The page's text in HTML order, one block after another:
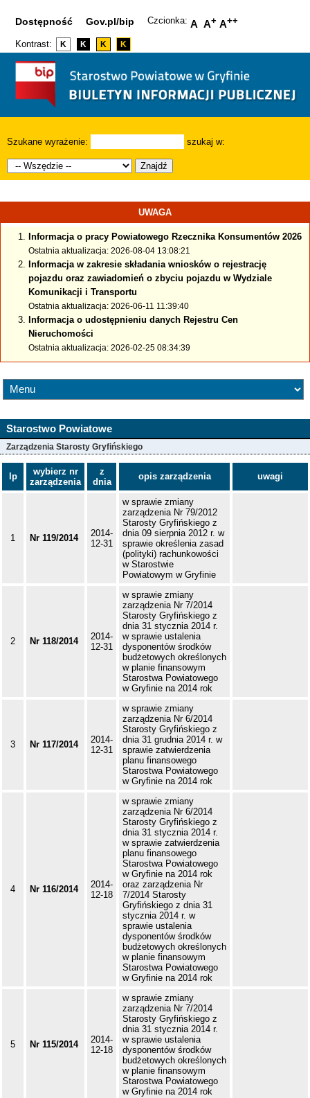
Dostępność Gov.pl/bip Czcionka: A A+ A++
Kontrast: K K K K
Szukane wyrażenie: szukaj w:
Znajdź
UWAGA
Informacja o pracy Powiatowego Rzecznika Konsumentów 2026
Ostatnia aktualizacja: 2026-08-04 13:08:21
Informacja w zakresie składania wniosków o rejestrację
pojazdu oraz zawiadomień o zbyciu pojazdu w Wydziale
Komunikacji i Transportu
Ostatnia aktualizacja: 2026-06-11 11:39:40
Informacja o udostępnieniu danych Rejestru Cen
Nieruchomości
Ostatnia aktualizacja: 2026-02-25 08:34:39
Starostwo Powiatowe
Zarządzenia Starosty Gryfińskiego
lp
wybierz nr
zarządzenia
z
dnia
opis zarządzenia uwagi
1 Nr 119/2014
2014-
12-31
w sprawie zmiany
zarządzenia Nr 79/2012
Starosty Gryfińskiego z
dnia 09 sierpnia 2012 r. w
sprawie określenia zasad
(polityki) rachunkowości
w Starostwie
Powiatowym w Gryfinie
2 Nr 118/2014
2014-
12-31
w sprawie zmiany
zarządzenia Nr 7/2014
Starosty Gryfińskiego z
dnia 31 stycznia 2014 r.
w sprawie ustalenia
dysponentów środków
budżetowych określonych
w planie finansowym
Starostwa Powiatowego
w Gryfinie na 2014 rok
3 Nr 117/2014
2014-
12-31
w sprawie zmiany
zarządzenia Nr 6/2014
Starosty Gryfińskiego z
dnia 31 grudnia 2014 r. w
sprawie zatwierdzenia
planu finansowego
Starostwa Powiatowego
w Gryfinie na 2014 rok
4 Nr 116/2014
2014-
12-18
w sprawie zmiany
zarządzenia Nr 6/2014
Starosty Gryfińskiego z
dnia 31 stycznia 2014 r.
w sprawie zatwierdzenia
planu finansowego
Starostwa Powiatowego
w Gryfinie na 2014 rok
oraz zarządzenia Nr
7/2014 Starosty
Gryfińskiego z dnia 31
stycznia 2014 r. w
sprawie ustalenia
dysponentów środków
budżetowych określonych
w planie finansowym
Starostwa Powiatowego
w Gryfinie na 2014 rok
5 Nr 115/2014
2014-
12-18
w sprawie zmiany
zarządzenia Nr 7/2014
Starosty Gryfińskiego z
dnia 31 stycznia 2014 r.
w sprawie ustalenia
dysponentów środków
budżetowych określonych
w planie finansowym
Starostwa Powiatowego
w Gryfinie na 2014 rok